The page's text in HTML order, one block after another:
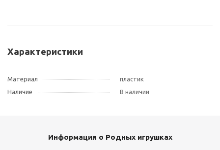
Характеристики
Материал
пластик
Наличие
В наличии
Информация о Родных игрушках